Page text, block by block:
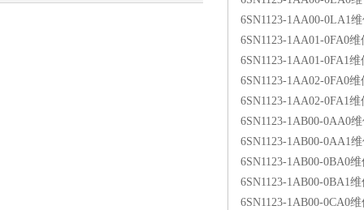
6SN1123-1AA00-0LA1
6SN1123-1AA01-0FA0
6SN1123-1AA01-0FA1
6SN1123-1AA02-0FA0
6SN1123-1AA02-0FA1
6SN1123-1AB00-0AA0
6SN1123-1AB00-0AA1
6SN1123-1AB00-0BA0
6SN1123-1AB00-0BA1
6SN1123-1AB00-0CA0